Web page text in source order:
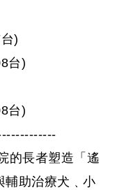
)
台)
台)
的長者塑造「遙
輔助治療犬﹑小